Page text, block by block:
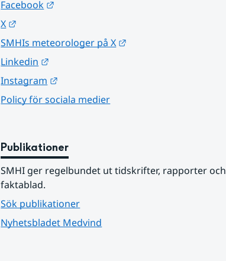
Facebook
X
SMHIs meteorologer på X
Linkedin
Instagram
Policy för sociala medier
Publikationer
SMHI ger regelbundet ut tidskrifter, rapporter och
faktablad.
Sök publikationer
Nyhetsbladet Medvind